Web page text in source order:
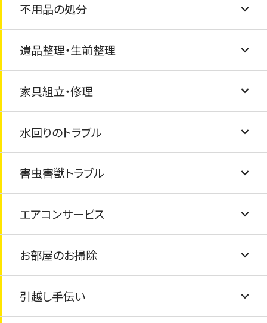
フローリング交換
玄関の鍵交換・ドアノブ交換
窓ガラス・サッシ交換・内窓（インプラス）設置
駐車場コンクリート工事
タイル交換/ひび割れ
フェンス工事
塗装工事
屋根の葺き替え
外観クリーニング
物置・カーポートの解体・撤去
防犯カメラ・ライトの設置
家具の固定・転倒防止
不用品の処分
粗大ごみの処分
風呂釜と浴槽の撤去と処分
テレビ・冷蔵庫・洗濯機・乾燥機・マッサージチ
ェアの処分
布団・毛布の処分
仏壇の処分・閉眼供養
ピアノの処分
太陽光パネルの処分
遺品整理・生前整理
ゴミ屋敷清掃・汚部屋清掃
遺品整理のお手伝い
家具組立・修理
家具の修繕
家具組み立て
水回りのトラブル
排水溝の詰まり
トイレの詰まり
給湯器の交換
水道の蛇口交換
害虫害獣トラブル
シロアリ・害虫駆除
害獣駆除
エアコンサービス
エアコンクリーニング
エアコン取付け・取外し
お部屋のお掃除
畳の交換
引越し手伝い